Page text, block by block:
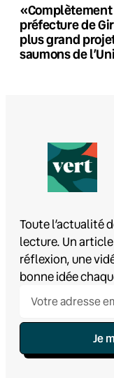
préfecture de
plus grand
saumons de
Toute l’actualité
lecture. Un article
réflexion, une
bonne idée
Je